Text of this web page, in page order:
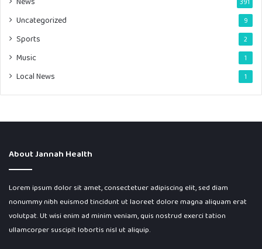
Uncategorized 9
Sports 2
Music 1
Local News 1
About Jannah Health
Lorem ipsum dolor sit amet, consectetuer adipiscing elit, sed diam
nonummy nibh euismod tincidunt ut laoreet dolore magna aliquam erat
volutpat. Ut wisi enim ad minim veniam, quis nostrud exerci tation
ullamcorper suscipit lobortis nisl ut aliquip.